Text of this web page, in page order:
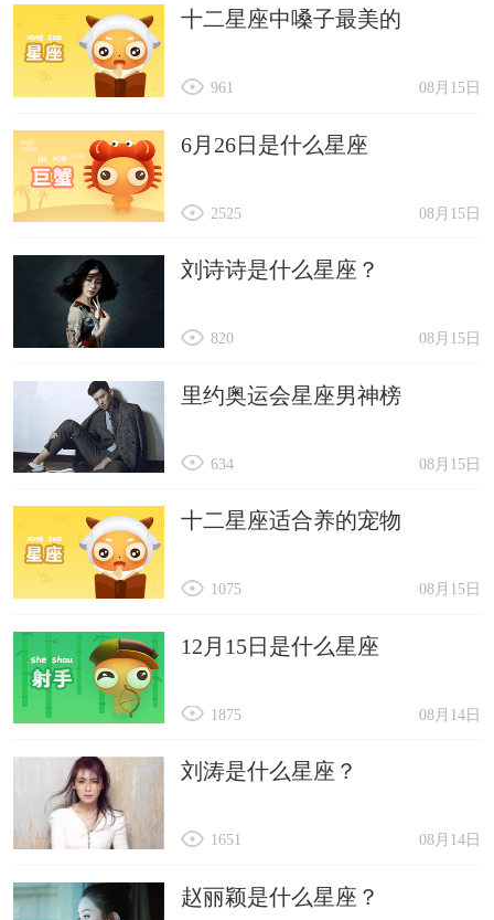
十二星座中嗓子最美的
08月15日
961
6月26日是什么星座
08月15日
2525
刘诗诗是什么星座？
08月15日
820
里约奥运会星座男神榜
08月15日
634
十二星座适合养的宠物
08月15日
1075
12月15日是什么星座
08月14日
1875
刘涛是什么星座？
08月14日
1651
赵丽颖是什么星座？